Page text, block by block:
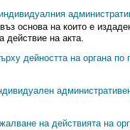
основа на които е
действие на акта.
дейността на органа по
на действията на